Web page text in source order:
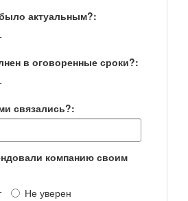
актуальным?:
в оговоренные сроки?:
связались?:
компанию своим
Не уверен